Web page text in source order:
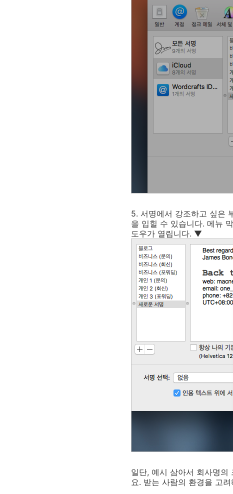
5. 서명에서 강조하고 싶은
을 입힐 수 있습니다. 메뉴
도우가 열립니다. ▼
일단, 예시 삼아서 회사명의
요. 받는 사람의 환경을 고